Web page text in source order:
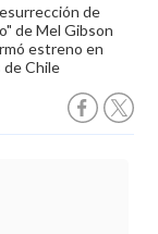
de
de Mel Gibson
estreno en
de Chile